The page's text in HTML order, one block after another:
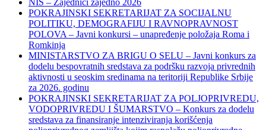
NIS – Zajednici zajedno 2026
POKRAJINSKI SEKRETARIJAT ZA SOCIJALNU
POLITIKU, DEMOGRAFIJU I RAVNOPRAVNOST
POLOVA – Javni konkursi – unapređenje položaja Roma i
Romkinja
MINISTARSTVO ZA BRIGU O SELU – Javni konkurs za
dodelu bespovratnih sredstava za podršku razvoja privrednih
aktivnosti u seoskim sredinama na teritoriji Republike Srbije
za 2026. godinu
POKRAJINSKI SEKRETARIJAT ZA POLJOPRIVREDU,
VODOPRIVREDU I ŠUMARSTVO – Konkurs za dodelu
sredstava za finansiranje intenziviranja korišćenja